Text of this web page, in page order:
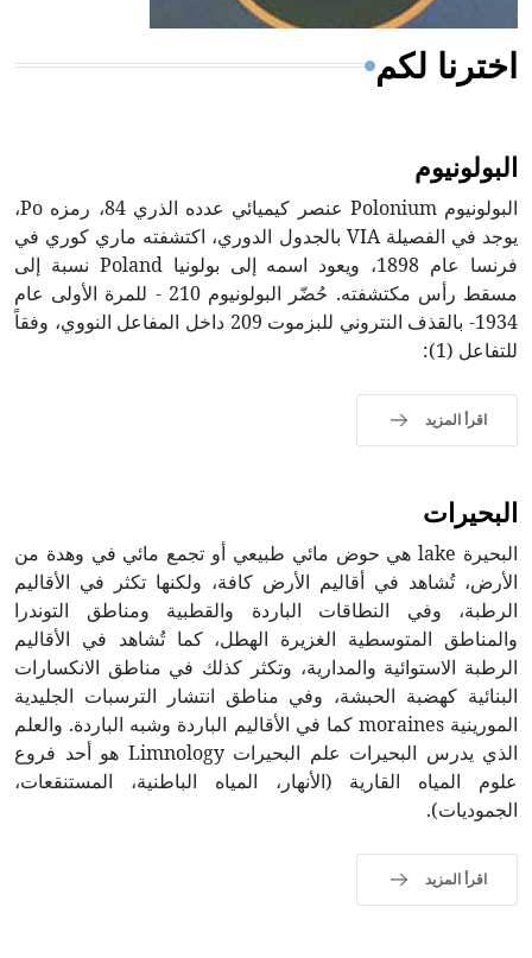
اخترنا لكم
البولونيوم
البولونيوم Polonium عنصر كيميائي عدده الذري 84، رمزه Po،
يوجد في الفصيلة VIA بالجدول الدوري، اكتشفته ماري كوري في
فرنسا عام 1898، ويعود اسمه إلى بولونيا Poland نسبة إلى
مسقط رأس مكتشفته. حُضّر البولونيوم 210 - للمرة الأولى عام
1934- بالقذف النتروني للبزموت 209 داخل المفاعل النووي، وفقاً
للتفاعل (1):
اقرأ المزيد
البحيرات
البحيرة lake هي حوض مائي طبيعي أو تجمع مائي في وهدة من
الأرض، تُشاهد في أقاليم الأرض كافة، ولكنها تكثر في الأقاليم
الرطبة، وفي النطاقات الباردة والقطبية ومناطق التوندرا
والمناطق المتوسطية الغزيرة الهطل، كما تُشاهد في الأقاليم
الرطبة الاستوائية والمدارية، وتكثر كذلك في مناطق الانكسارات
البنائية كهضبة الحبشة، وفي مناطق انتشار الترسبات الجليدية
المورينية moraines كما في الأقاليم الباردة وشبه الباردة. والعلم
الذي يدرس البحيرات علم البحيرات Limnology هو أحد فروع
علوم المياه القارية (الأنهار، المياه الباطنية، المستنقعات،
الجموديات).
اقرأ المزيد